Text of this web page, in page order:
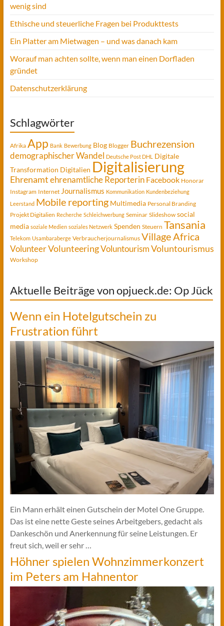
wenig sind
Ethische und steuerliche Fragen bei Produkttests
Ein Platter am Mietwagen – und was danach kam
Worauf man achten sollte, wenn man einen Dorfladen
gründet
Datenschutzerklärung
Schlagwörter
Afrika App Bank Bewerbung Blog Blogger Buchrezension
demographischer Wandel Deutsche Post DHL
Digitale
Transformation Digitalien Digitalisierung
Ehrenamtehrenamtliche Reporterin Facebook Honorar
Instagram Internet Journalismus Kommunikation Kundenbeziehung
Leerstand Mobile reporting Multimedia Personal Branding
Projekt Digitalien Recherche Schleichwerbung Seminar Slideshow social
media soziale Medien soziales Netzwerk Spenden Steuern Tansania
Telekom Usambaraberge Verbraucherjournalismus Village Africa
VolunteerVolunteeringVoluntourismVoluntourismus
Workshop
Aktuelle Beiträge von opjueck.de: Op Jück
Wenn ein Hotelgutschein zu
Frustration führt
Ein Mann erhält einen Gutschein der Motel One Gruppe.
Das ist eine nette Geste seines Arbeitgebers, gedacht als
Dankeschön und Anerkennung für seine Leistungen. Er
freut sich, weil er sehr …
Höhner spielen Wohnzimmerkonzert
im Peters am Hahnentor